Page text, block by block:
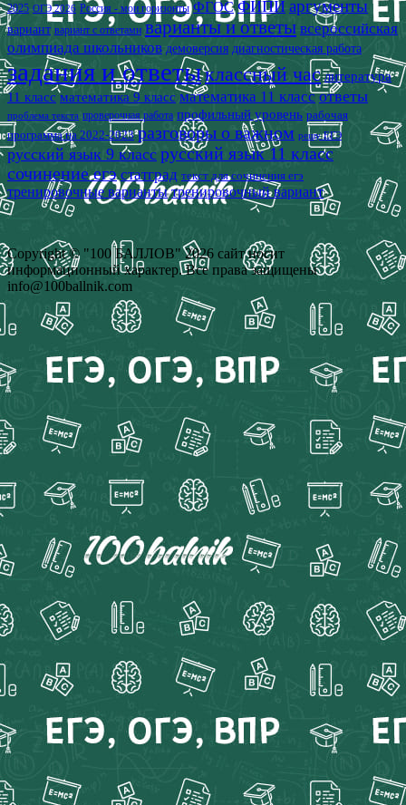
2025 ОГЭ 2026 Россия - мои горизонты ФГОС ФИПИ аргументы
вариант вариант с ответами варианты и ответы всероссийская
олимпиада школьников демоверсия диагностическая работа
задания и ответыклассный час литература
11 класс математика 9 класс математика 11 класс ответы
проблема текста проверочная работа профильный уровень рабочая
программа на 2022-2023 разговоры о важном решу ЕГЭ
русский язык 9 класс русский язык 11 класс
сочинение егэ статград текст для сочинения егэ
тренировочные варианты тренировочный вариант
Copyright © "100 БАЛЛОВ" 2026 сайт носит
информационный характер. Все права защищены
info@100ballnik.com